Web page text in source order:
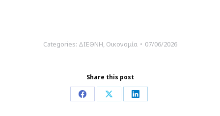
Categories: ΔΙΕΘΝΗ, Οικονομία 07/06/2026
Share this post
Share Share Share